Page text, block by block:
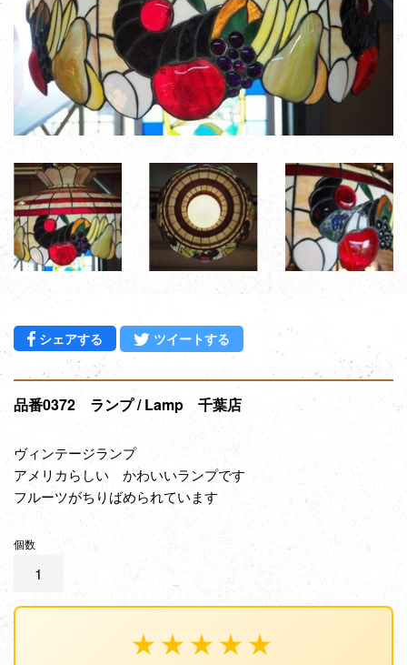
シェアする Facebookでシェアする
ツイートする
品番0372 ランプ / Lamp 千葉店
ヴィンテージランプ
アメリカらしい かわいいランプです
フルーツがちりばめられています
個数
★★★★★